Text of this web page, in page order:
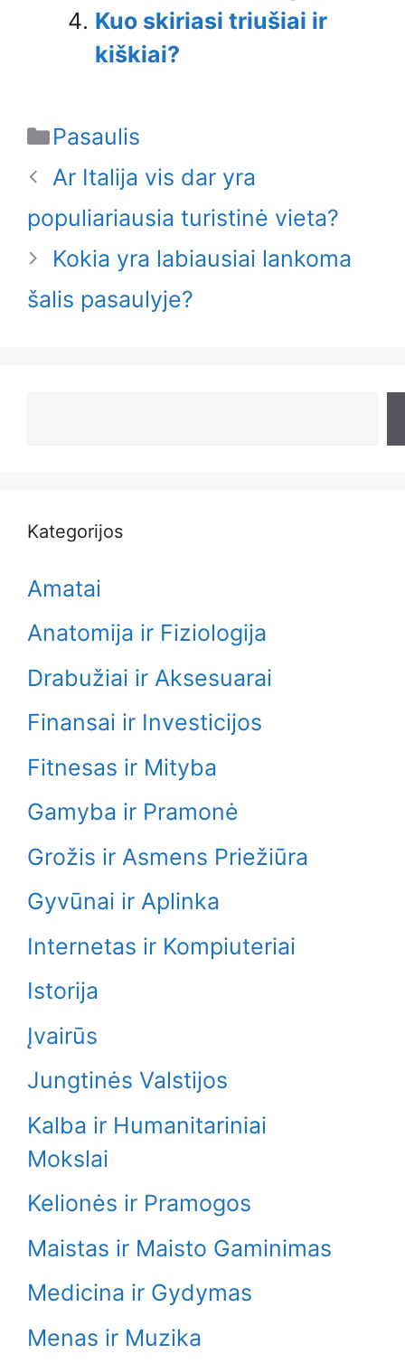
Kuo skiriasi triušiai ir
kiškiai?
Categories
Pasaulis
Ar Italija vis dar yra
populiariausia turistinė vieta?
Kokia yra labiausiai lankoma
šalis pasaulyje?
Kategorijos
Amatai
Anatomija ir Fiziologija
Drabužiai ir Aksesuarai
Finansai ir Investicijos
Fitnesas ir Mityba
Gamyba ir Pramonė
Grožis ir Asmens Priežiūra
Gyvūnai ir Aplinka
Internetas ir Kompiuteriai
Istorija
Įvairūs
Jungtinės Valstijos
Kalba ir Humanitariniai
Mokslai
Kelionės ir Pramogos
Maistas ir Maisto Gaminimas
Medicina ir Gydymas
Menas ir Muzika